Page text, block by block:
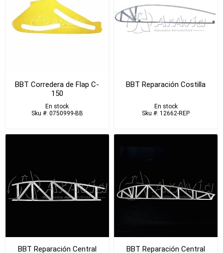
BBT Corredera de Flap C-
150
En stock
Sku #: 0750999-BB
BBT Reparación Costilla
En stock
Sku #: 12662-REP
BBT Reparación Central BBT Reparación Central